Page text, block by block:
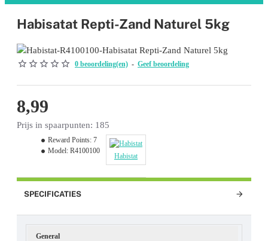
Habisatat Repti-Zand Naturel 5kg
0 beoordeling(en) - Geef beoordeling
8,99
Prijs in spaarpunten: 185
Reward Points: 7
Model: R4100100
Habistat
SPECIFICATIES
General